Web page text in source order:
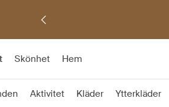
Skönhet Hem
Aktivitet Kläder Ytterkläder